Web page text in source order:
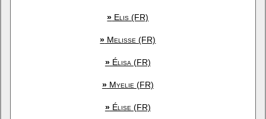
» Elis (FR)
» Melisse (FR)
»Élisa (FR)
»Myelie (FR)
»Élise (FR)